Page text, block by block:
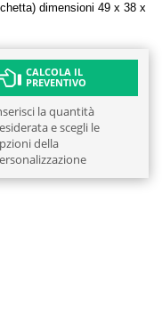
dimensioni 49 x 38 x
CALCOLA IL
PREVENTIVO
la quantità
e scegli le
della